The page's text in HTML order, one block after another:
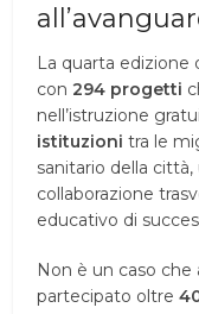
La quarta edizione
con294 progetti
nell’istruzione
istituzioni tra le
sanitario della
collaborazione
educativo di
Non è un caso che
partecipato oltre